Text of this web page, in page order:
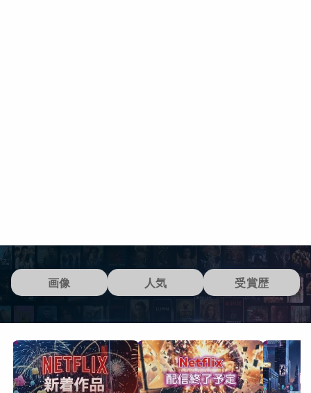
画像 人気 受賞歴